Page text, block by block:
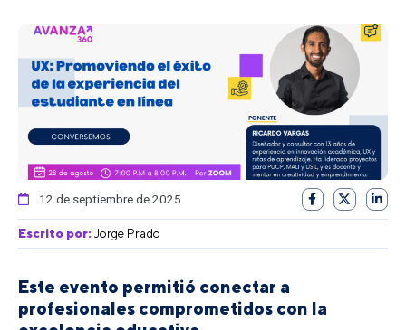
12 de septiembre de 2025
Escrito por:Jorge Prado
Este evento permitió conectar a
profesionales comprometidos con la